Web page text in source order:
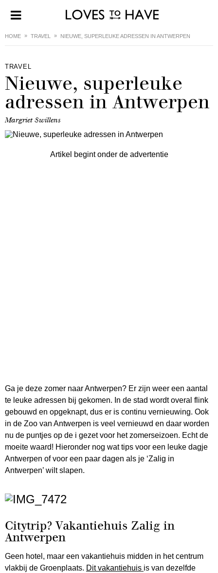
HOME TRAVEL NIEUWE, SUPERLEUKE ADRESSEN IN ANTWERPEN
TRAVEL
Nieuwe, superleuke
adressen in Antwerpen
Margriet Swillens
Artikel begint onder de advertentie
Ga je deze zomer naar Antwerpen? Er zijn weer een aantal
te leuke adressen bij gekomen. In de stad wordt overal flink
gebouwd en opgeknapt, dus er is continu vernieuwing. Ook
in de Zoo van Antwerpen is veel vernieuwd en daar worden
nu de puntjes op de i gezet voor het zomerseizoen. Echt de
moeite waard! Hieronder nog wat tips voor een leuke dagje
Antwerpen of voor een paar dagen als je ‘Zalig in
Antwerpen’ wilt slapen.
Citytrip? Vakantiehuis Zalig in
Antwerpen
Geen hotel, maar een vakantiehuis midden in het centrum
vlakbij de Groenplaats. Dit vakantiehuis is van dezelfde